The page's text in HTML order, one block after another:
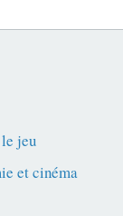
jeu
et cinéma